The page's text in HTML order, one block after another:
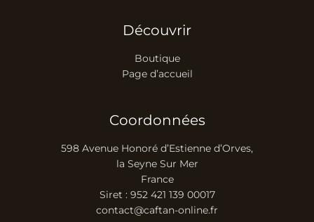
Découvrir
Boutique
Page d’accueil
Coordonnées
598 Avenue Honoré d’Estienne d’Orves,
la Seyne Sur Mer
France
Siret : 952 421 139 00017
contact@caftan-online.fr